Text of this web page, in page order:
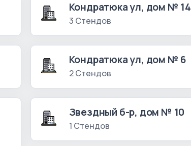
Кондратюка ул, дом № 14
3 Стендов
Кондратюка ул, дом № 6
2 Стендов
Звездный б-р, дом № 10
1 Стендов